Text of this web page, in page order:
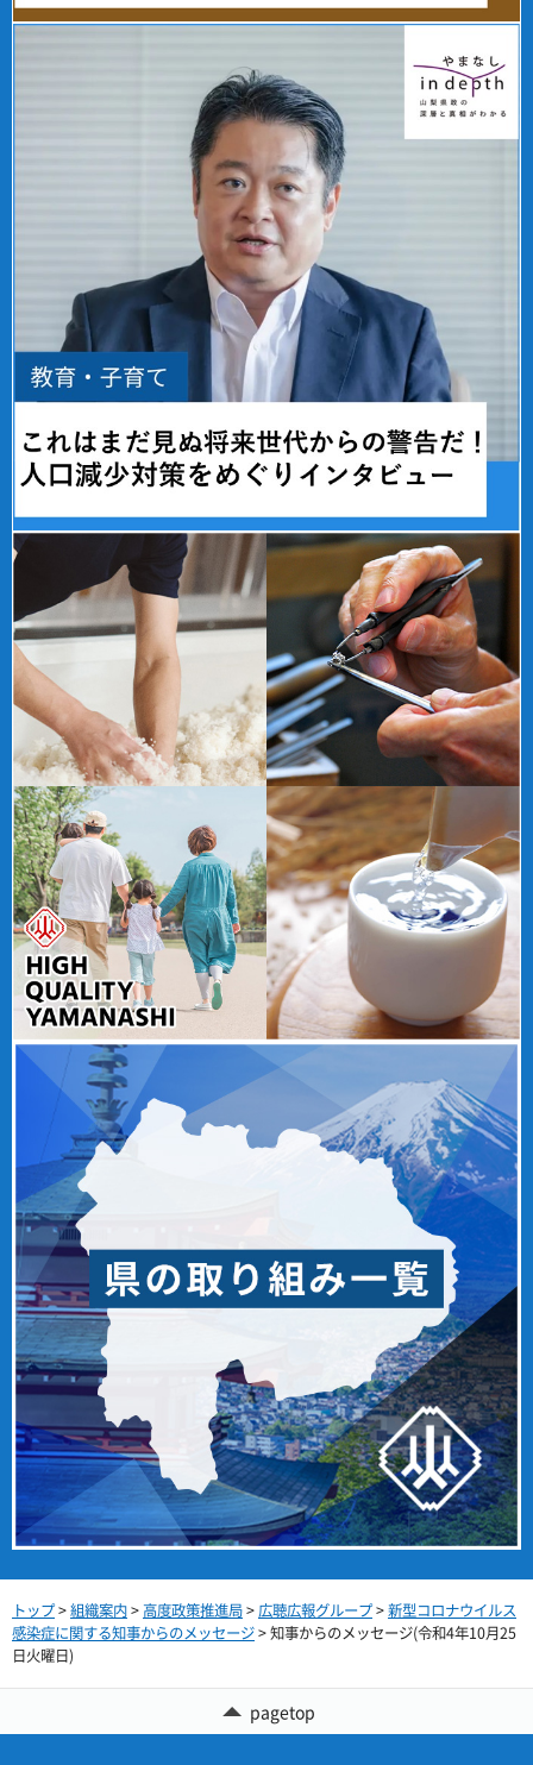
トップ>組織案内>高度政策推進局>広聴広報グループ>新型コロナウイルス
感染症に関する知事からのメッセージ> 知事からのメッセージ(令和4年10月25
日火曜日)
pagetop